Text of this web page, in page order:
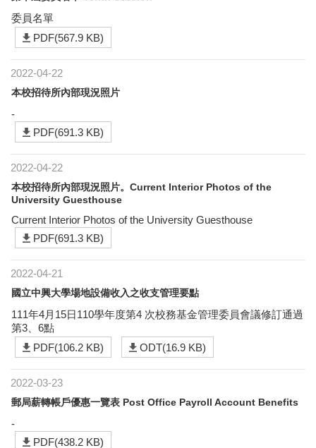
委員名單
PDF(567.9 KB)
2022-04-22
本校招待所內部現況照片
-
PDF(691.3 KB)
2022-04-22
本校招待所內部現況照片。Current Interior Photos of the
University Guesthouse
Current Interior Photos of the University Guesthouse
PDF(691.3 KB)
2022-04-21
國立中興大學場地設備收入之收支管理要點
111年4月15日110學年度第4 次校務基金管理委員會議修訂通過
第3、6點
PDF(106.2 KB)
ODT(16.9 KB)
2022-03-23
郵局薪轉帳戶優惠一覽表 Post Office Payroll Account Benefits
-
PDF(438.2 KB)